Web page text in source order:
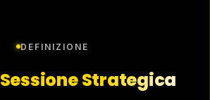
DEFINIZIONE
Sessione Strategica